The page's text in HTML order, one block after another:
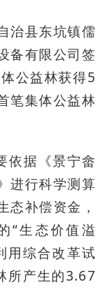
治县东坑镇儒
备有限公司签
公益林获得5
笔集体公益林
依据《景宁畲
进行科学测算
态补偿资金，
“生态价值溢
用综合改革试
所产生的3.67